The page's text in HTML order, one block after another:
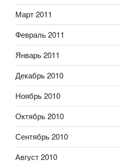
Март 2011
Февраль 2011
Январь 2011
Декабрь 2010
Ноябрь 2010
Октябрь 2010
Сентябрь 2010
Август 2010